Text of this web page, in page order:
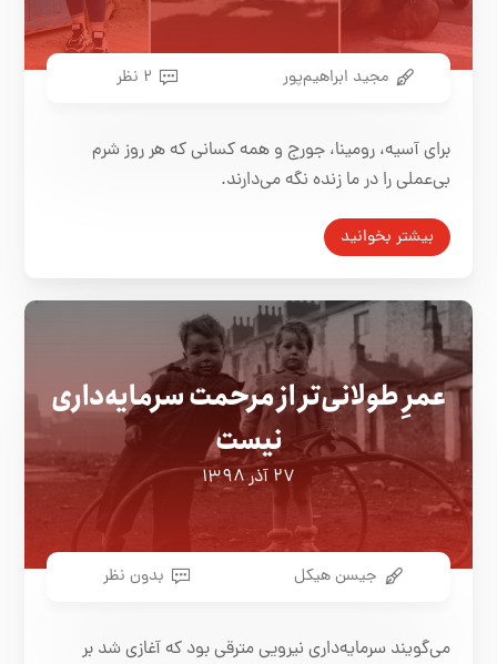
مجید ابراهیم‌پور ۲ نظر
برای آسیه، رومینا، جورج و همه کسانی که هر روز شرم
بی‌عملی را در ما زنده نگه می‌دارند.
بیشتر بخوانید
عمرِ طولانی‌تر از مرحمت سرمایه‌داری
نیست
۲۷ آذر ۱۳۹۸
جیسن هیکل بدون نظر
می‌گویند سرمایه‌داری نیرویی مترقی بود که آغازی شد بر